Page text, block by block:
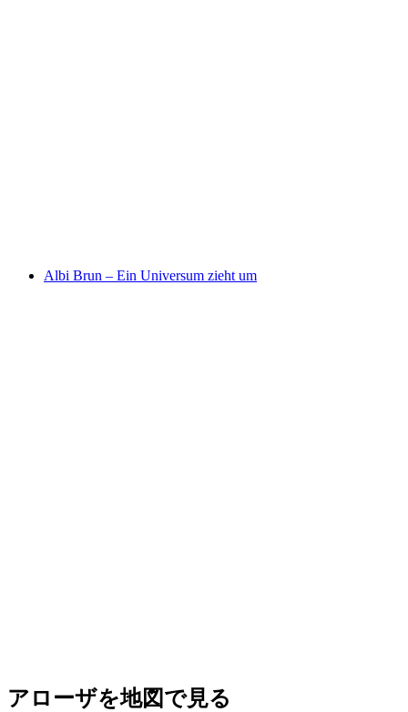
Albi Brun – Ein Universum zieht um
アローザを地図で見る